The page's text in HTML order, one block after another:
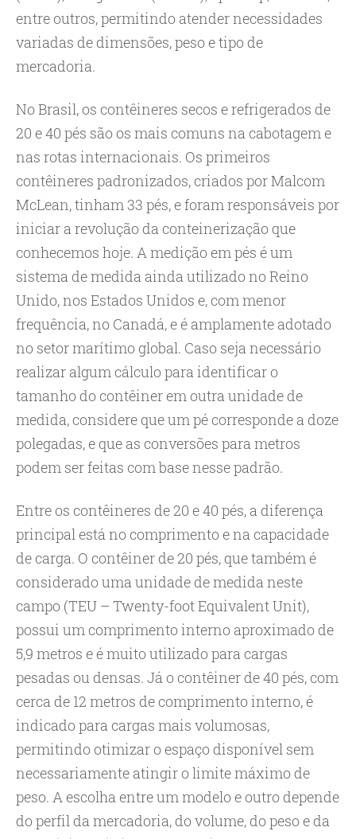
entre outros, permitindo atender necessidades
variadas de dimensões, peso e tipo de
mercadoria.
No Brasil, os contêineres secos e refrigerados de
20 e 40 pés são os mais comuns na cabotagem e
nas rotas internacionais. Os primeiros
contêineres padronizados, criados por Malcom
McLean, tinham 33 pés, e foram responsáveis por
iniciar a revolução da conteinerização que
conhecemos hoje. A medição em pés é um
sistema de medida ainda utilizado no Reino
Unido, nos Estados Unidos e, com menor
frequência, no Canadá, e é amplamente adotado
no setor marítimo global. Caso seja necessário
realizar algum cálculo para identificar o
tamanho do contêiner em outra unidade de
medida, considere que um pé corresponde a doze
polegadas, e que as conversões para metros
podem ser feitas com base nesse padrão.
Entre os contêineres de 20 e 40 pés, a diferença
principal está no comprimento e na capacidade
de carga. O contêiner de 20 pés, que também é
considerado uma unidade de medida neste
campo (TEU – Twenty-foot Equivalent Unit),
possui um comprimento interno aproximado de
5,9 metros e é muito utilizado para cargas
pesadas ou densas. Já o contêiner de 40 pés, com
cerca de 12 metros de comprimento interno, é
indicado para cargas mais volumosas,
permitindo otimizar o espaço disponível sem
necessariamente atingir o limite máximo de
peso. A escolha entre um modelo e outro depende
do perfil da mercadoria, do volume, do peso e da